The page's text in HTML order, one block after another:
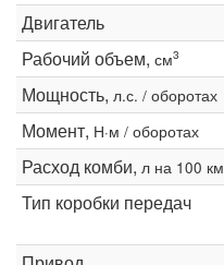
Двигатель
Рабочий объем, см3
Мощность, л.с. / оборотах
Момент, Н·м / оборотах
Расход комби, л на 100 км
Тип коробки передач